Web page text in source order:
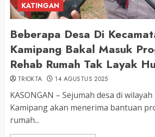
KATINGAN
Beberapa Desa Di
Kamipang Bakal Masuk
Rehab Rumah Tak Layak
TRIOKTA 14 AGUSTUS 2025
KASONGAN – Sejumah desa di
Kamipang akan menerima bantuan
rumah...